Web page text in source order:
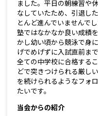
ました。平日の朝練習や
なしていたため、引退し
とんど進んでいませんで
塾ではなかなか良い成績
かし幼い頃から競泳で身
げでめげずに入試直前ま
全ての中学校に合格する
どで突きつけられる厳し
を続けられるようなフォ
たいです。
当会からの紹介